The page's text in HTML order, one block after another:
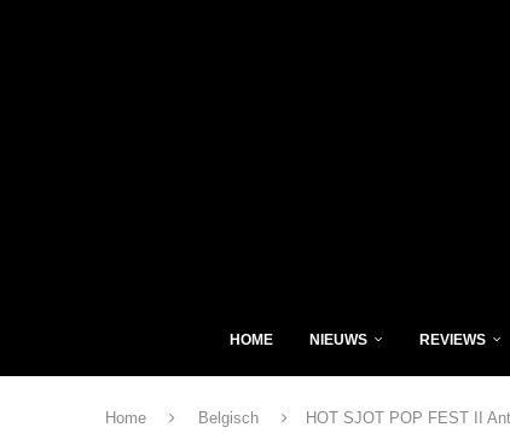
HOME NIEUWS REVIEWS
Home Belgisch HOT SJOT POP FEST II